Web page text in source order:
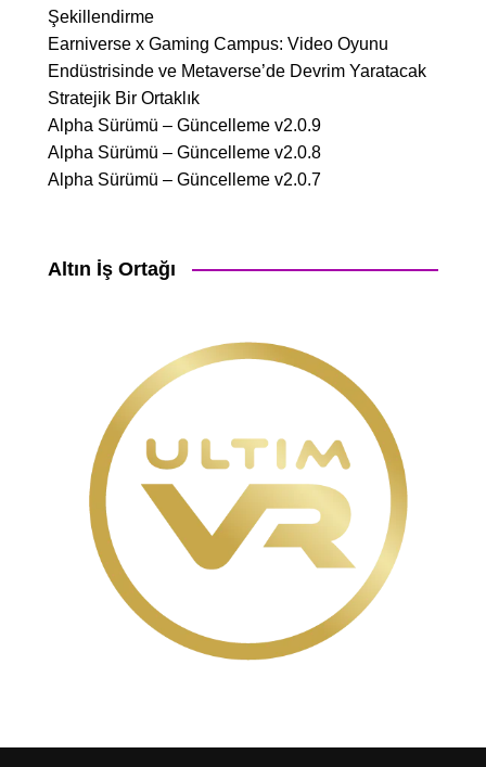
Şekillendirme
Earniverse x Gaming Campus: Video Oyunu
Endüstrisinde ve Metaverse’de Devrim Yaratacak
Stratejik Bir Ortaklık
Alpha Sürümü – Güncelleme v2.0.9
Alpha Sürümü – Güncelleme v2.0.8
Alpha Sürümü – Güncelleme v2.0.7
Altın İş Ortağı